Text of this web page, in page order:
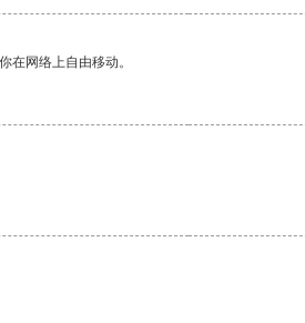
在网络上自由移动。